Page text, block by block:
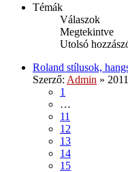
Témák
Válaszok
Megtekintve
Utolsó
Roland stílusok,
Szerző: Admin »
1
…
11
12
13
14
15